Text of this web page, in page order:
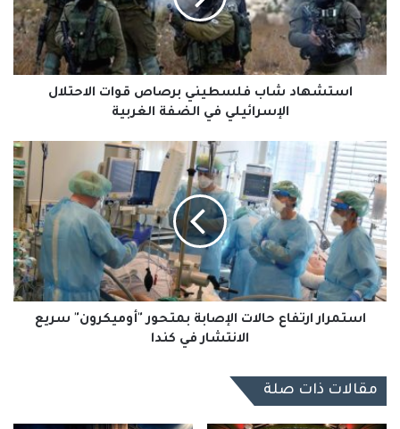
الاحتلال
الإسرائيلي
في
الضفة
استشهاد شاب فلسطيني برصاص قوات الاحتلال
الإسرائيلي في الضفة الغربية
استمرار
ارتفاع
حالات
الإصابة
بمتحور
"أوميكرون"
سريع
الانتشار
في
استمرار ارتفاع حالات الإصابة بمتحور "أوميكرون" سريع
الانتشار في كندا
مقالات ذات صلة